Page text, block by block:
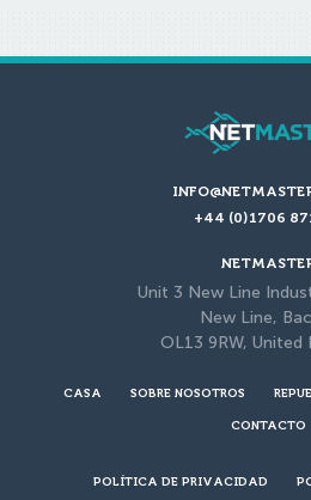
+44 (0)1706
Unit 3 New Line
New Line,
OL13 9RW, United
CASA SOBRE NOSOTROS
CONTACTO
POLÍTICA DE PRIVACIDAD